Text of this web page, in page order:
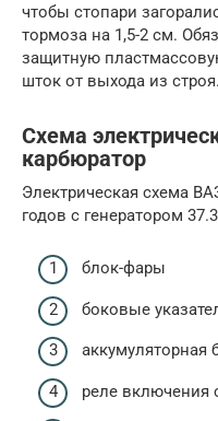
чтобы стопари
тормоза на 1,5-2 см.
защитную
шток от выхода из строя.
Схема
карбюратор
Электрическая схема
годов с генератором
блок-фары
боковые
аккумуляторная
реле включения